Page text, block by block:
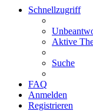
Schnellzugriff
Aktive
Suche
FAQ
Anmelden
Registrieren